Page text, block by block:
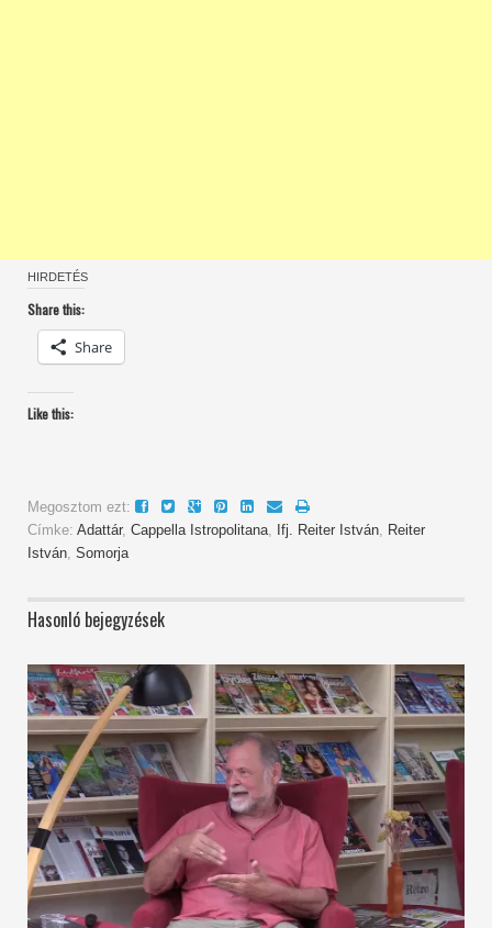
HIRDETÉS
Share this:
Share
Like this:
Megosztom ezt:
Címke: Adattár, Cappella Istropolitana, Ifj. Reiter István, Reiter
István, Somorja
Hasonló bejegyzések